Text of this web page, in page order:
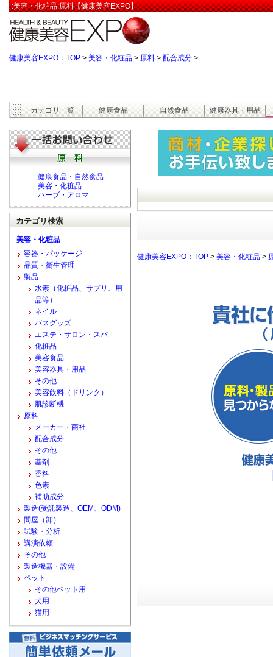
:美容・化粧品:原料【健康美容EXPO】
健康美容EXPO：TOP > 美容・化粧品 > 原料 > 配合成分 >
カテゴリ一覧 健康食品 自然食品 健康器具・用品
健康美容EXPO：TOP > 美容・化粧品 >
健康食品・自然食品
美容・化粧品
ハーブ・アロマ
カテゴリ検索
美容・化粧品
容器・パッケージ
品質・衛生管理
製品
水素（化粧品、サプリ、用
品等）
ネイル
バスグッズ
エステ・サロン・スパ
化粧品
美容食品
美容器具・用品
その他
美容飲料（ドリンク）
肌診断機
原料
メーカー・商社
配合成分
その他
基剤
香料
色素
補助成分
製造(受託製造、OEM、ODM)
問屋（卸）
試験・分析
講演依頼
その他
製造機器・設備
ペット
その他ペット用
犬用
猫用